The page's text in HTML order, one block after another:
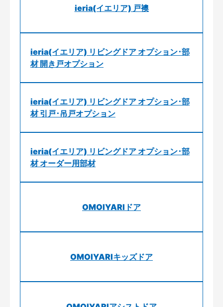
ieria(イエリア) 戸襖
ieria(イエリア) リビングドア オプション･部
材 開き戸オプション
ieria(イエリア) リビングドア オプション･部
材 引戸･吊戸オプション
ieria(イエリア) リビングドア オプション･部
材 オーダー用部材
OMOIYARIドア
OMOIYARIキッズドア